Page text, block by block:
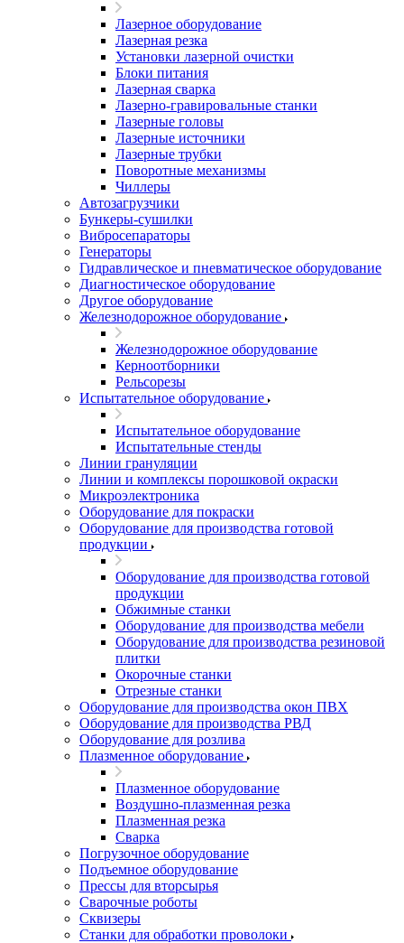
Лазерное оборудование
Лазерная резка
Установки лазерной очистки
Блоки питания
Лазерная сварка
Лазерно-гравировальные станки
Лазерные головы
Лазерные источники
Лазерные трубки
Поворотные механизмы
Чиллеры
Автозагрузчики
Бункеры-сушилки
Вибросепараторы
Генераторы
Гидравлическое и пневматическое оборудование
Диагностическое оборудование
Другое оборудование
Железнодорожное оборудование
Железнодорожное оборудование
Керноотборники
Рельсорезы
Испытательное оборудование
Испытательное оборудование
Испытательные стенды
Линии грануляции
Линии и комплексы порошковой окраски
Микроэлектроника
Оборудование для покраски
Оборудование для производства готовой
продукции
Оборудование для производства готовой
продукции
Обжимные станки
Оборудование для производства мебели
Оборудование для производства резиновой
плитки
Окорочные станки
Отрезные станки
Оборудование для производства окон ПВХ
Оборудование для производства РВД
Оборудование для розлива
Плазменное оборудование
Плазменное оборудование
Воздушно-плазменная резка
Плазменная резка
Сварка
Погрузочное оборудование
Подъемное оборудование
Прессы для вторсырья
Сварочные роботы
Сквизеры
Станки для обработки проволоки